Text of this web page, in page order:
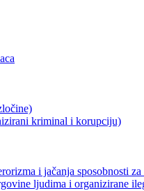
kriminal i korupciju)
i jačanja sposobnosti
ljudima i organizirane